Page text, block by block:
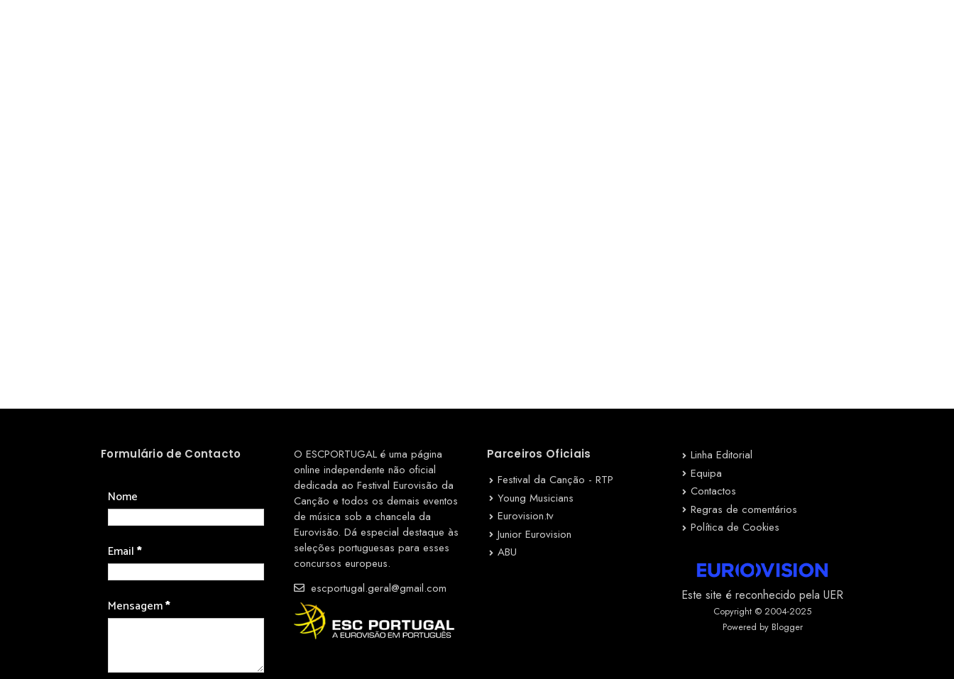
Formulário de Contacto
Nome
Email*
Mensagem*
O ESCPORTUGAL é uma página
online independente não oficial
dedicada ao Festival Eurovisão da
Canção e todos os demais eventos
de música sob a chancela da
Eurovisão. Dá especial destaque às
seleções portuguesas para esses
concursos europeus.
escportugal.geral@gmail.com
Parceiros Oficiais
Festival da Canção - RTP
Young Musicians
Eurovision.tv
Junior Eurovision
ABU
Linha Editorial
Equipa
Contactos
Regras de comentários
Política de Cookies
Este site é reconhecido pela UER
Copyright © 2004-2025
Powered by Blogger